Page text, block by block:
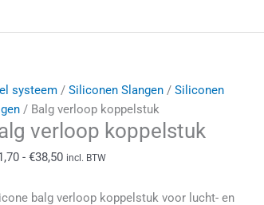
systeem/ Siliconen Slangen/ Siliconen
/ Balg verloop koppelstuk
verloop koppelstuk
- €38,50
Prijsklasse:
€21,70
tot
€38,50
incl. BTW
balg verloop koppelstuk voor lucht- en